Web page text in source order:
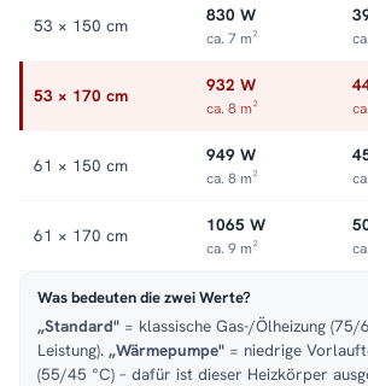
53 × 150 cm 830 W
ca. 7 m²
53 × 170 cm 932 W
ca. 8 m²
61 × 150 cm 949 W
ca. 8 m²
61 × 170 cm 1065 W
ca. 9 m²
Was bedeuten die zwei Werte?
„Standard" = klassische Gas-/Ölheizung
Leistung). „Wärmepumpe" = niedrige
(55/45 °C) – dafür ist dieser Heizkörper